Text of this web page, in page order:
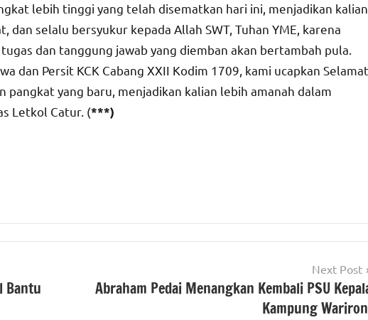
lebih tinggi yang telah disematkan hari ini, menjadikan kalian
dan selalu bersyukur kepada Allah SWT, Tuhan YME, karena
dan tanggung jawab yang diemban akan bertambah pula.
dan Persit KCK Cabang XXII Kodim 1709, kami ucapkan Selamat
pangkat yang baru, menjadikan kalian lebih amanah dalam
Letkol Catur. (***)
Bantu
Next Post
Abraham Pedai Menangkan Kembali PSU
Kampung